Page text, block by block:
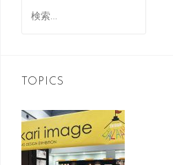
ー
ン
索:
TOPICS